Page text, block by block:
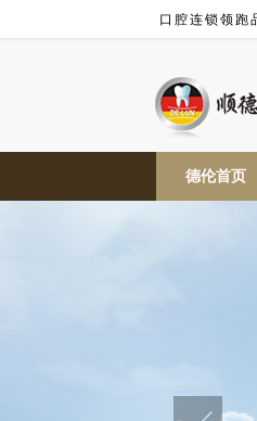
口腔连锁领跑
德伦首页